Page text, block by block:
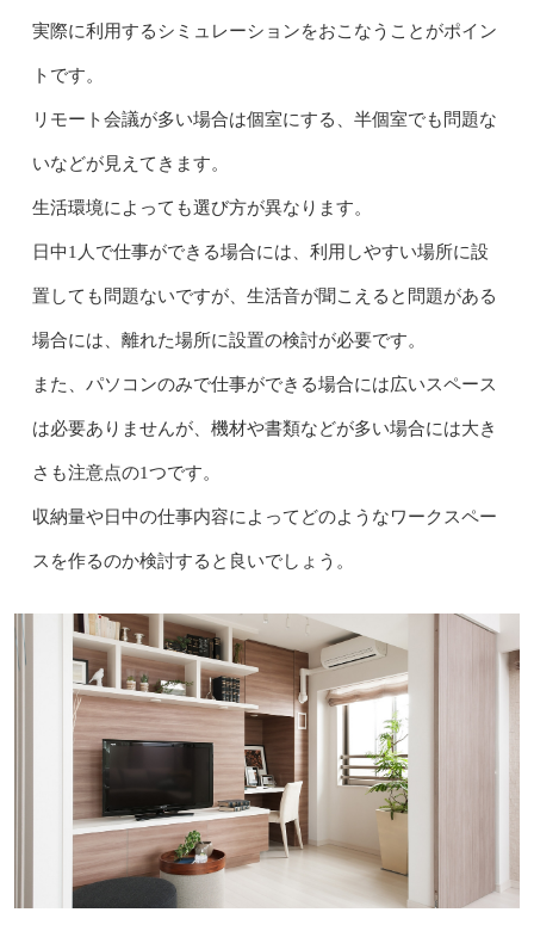
実際に利用するシミュレーションをおこなうことがポイン
トです。
リモート会議が多い場合は個室にする、半個室でも問題な
いなどが見えてきます。
生活環境によっても選び方が異なります。
日中1人で仕事ができる場合には、利用しやすい場所に設
置しても問題ないですが、生活音が聞こえると問題がある
場合には、離れた場所に設置の検討が必要です。
また、パソコンのみで仕事ができる場合には広いスペース
は必要ありませんが、機材や書類などが多い場合には大き
さも注意点の1つです。
収納量や日中の仕事内容によってどのようなワークスペー
スを作るのか検討すると良いでしょう。